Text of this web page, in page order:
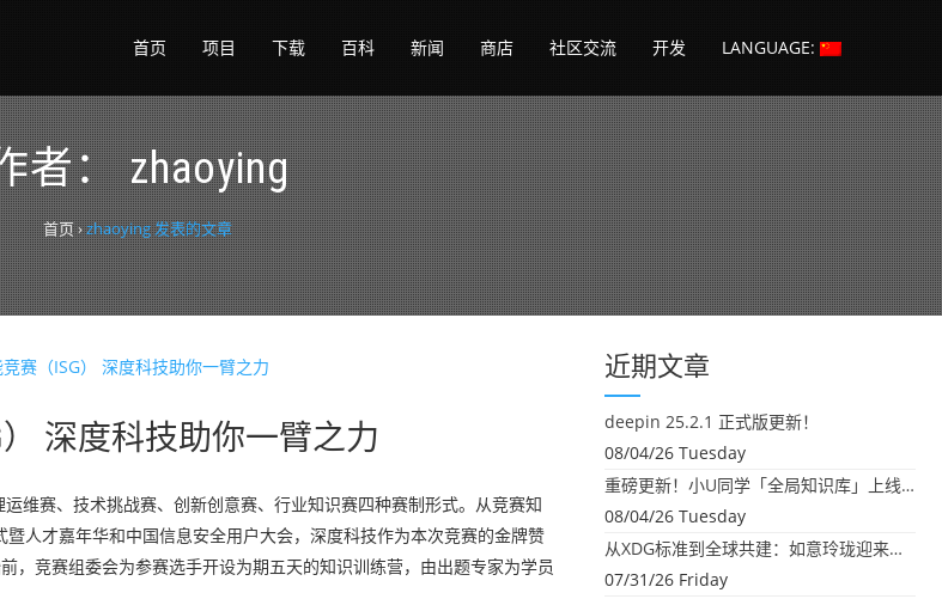
首页 项目 下载 百科 新闻 商店 社区交流 开发 LANGUAGE:
者：zhaoying
首页›zhaoying 发表的文章
深度科技助你一臂之力
维赛、技术挑战赛、创新创意赛、行业知识赛四种赛制形式。从竞赛知
人才嘉年华和中国信息安全用户大会，深度科技作为本次竞赛的金牌赞
，竞赛组委会为参赛选手开设为期五天的知识训练营，由出题专家为学员
近期文章
deepin 25.2.1 正式版更新！
08/04/26 Tuesday
重磅更新！小U同学「全局知识库」上线：你的本地文件，终于"活"起来了
08/04/26 Tuesday
从XDG标准到全球共建：如意玲珑迎来首个海外开源贡献
07/31/26 Friday